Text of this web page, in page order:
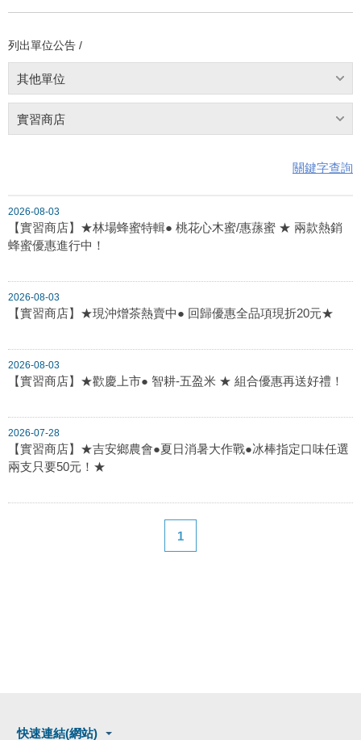
列出單位公告 /
其他單位
實習商店
關鍵字查詢
2026-08-03
【實習商店】★林場蜂蜜特輯● 桃花心木蜜/惠蓀蜜 ★ 兩款熱銷
蜂蜜優惠進行中！
2026-08-03
【實習商店】★現沖熷茶熱賣中● 回歸優惠全品項現折20元★
2026-08-03
【實習商店】★歡慶上市● 智耕-五盈米 ★ 組合優惠再送好禮！
2026-07-28
【實習商店】★吉安鄉農會●夏日消暑大作戰●冰棒指定口味任選
兩支只要50元！★
1
快速連結(網站)